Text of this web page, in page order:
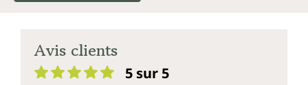
Avis clients
5 sur 5